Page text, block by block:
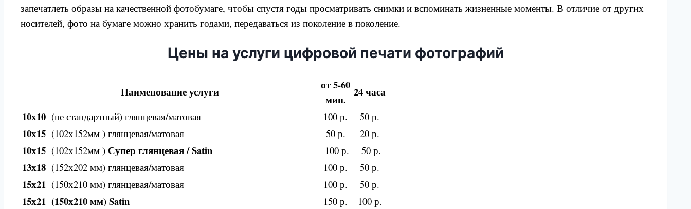
запечатлеть образы на качественной фотобумаге, чтобы спустя годы просматривать снимки и вспоминать жизненные моменты. В отличие от других
носителей, фото на бумаге можно хранить годами, передаваться из поколение в поколение.
Цены на услуги цифровой печати фотографий
Наименование услуги
от 5-60
мин.
24 часа
10х10 (не стандартный) глянцевая/матовая 100 р. 50 р.
10х15 (102х152мм ) глянцевая/матовая 50 р. 20 р.
10х15 (102х152мм ) Супер глянцевая / Satin 100 р. 50 р.
13х18 (152х202 мм) глянцевая/матовая 100 р. 50 р.
15х21 (150х210 мм) глянцевая/матовая 100 р. 50 р.
15х21 (150х210 мм) Satin 150 р. 100 р.